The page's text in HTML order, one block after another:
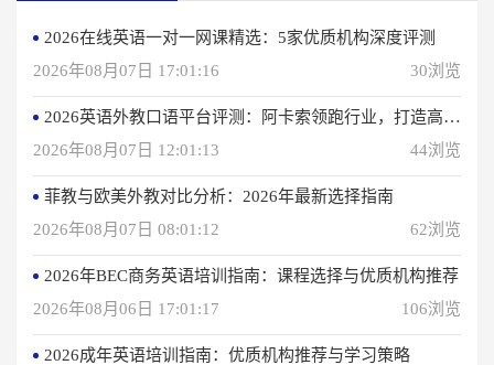
2026在线英语一对一网课精选：5家优质机构深度评测
2026年08月07日 17:01:16
30浏览
2026英语外教口语平台评测：阿卡索领跑行业，打造高效学习体验
2026年08月07日 12:01:13
44浏览
菲教与欧美外教对比分析：2026年最新选择指南
2026年08月07日 08:01:12
62浏览
2026年BEC商务英语培训指南：课程选择与优质机构推荐
2026年08月06日 17:01:17
106浏览
2026成年英语培训指南：优质机构推荐与学习策略